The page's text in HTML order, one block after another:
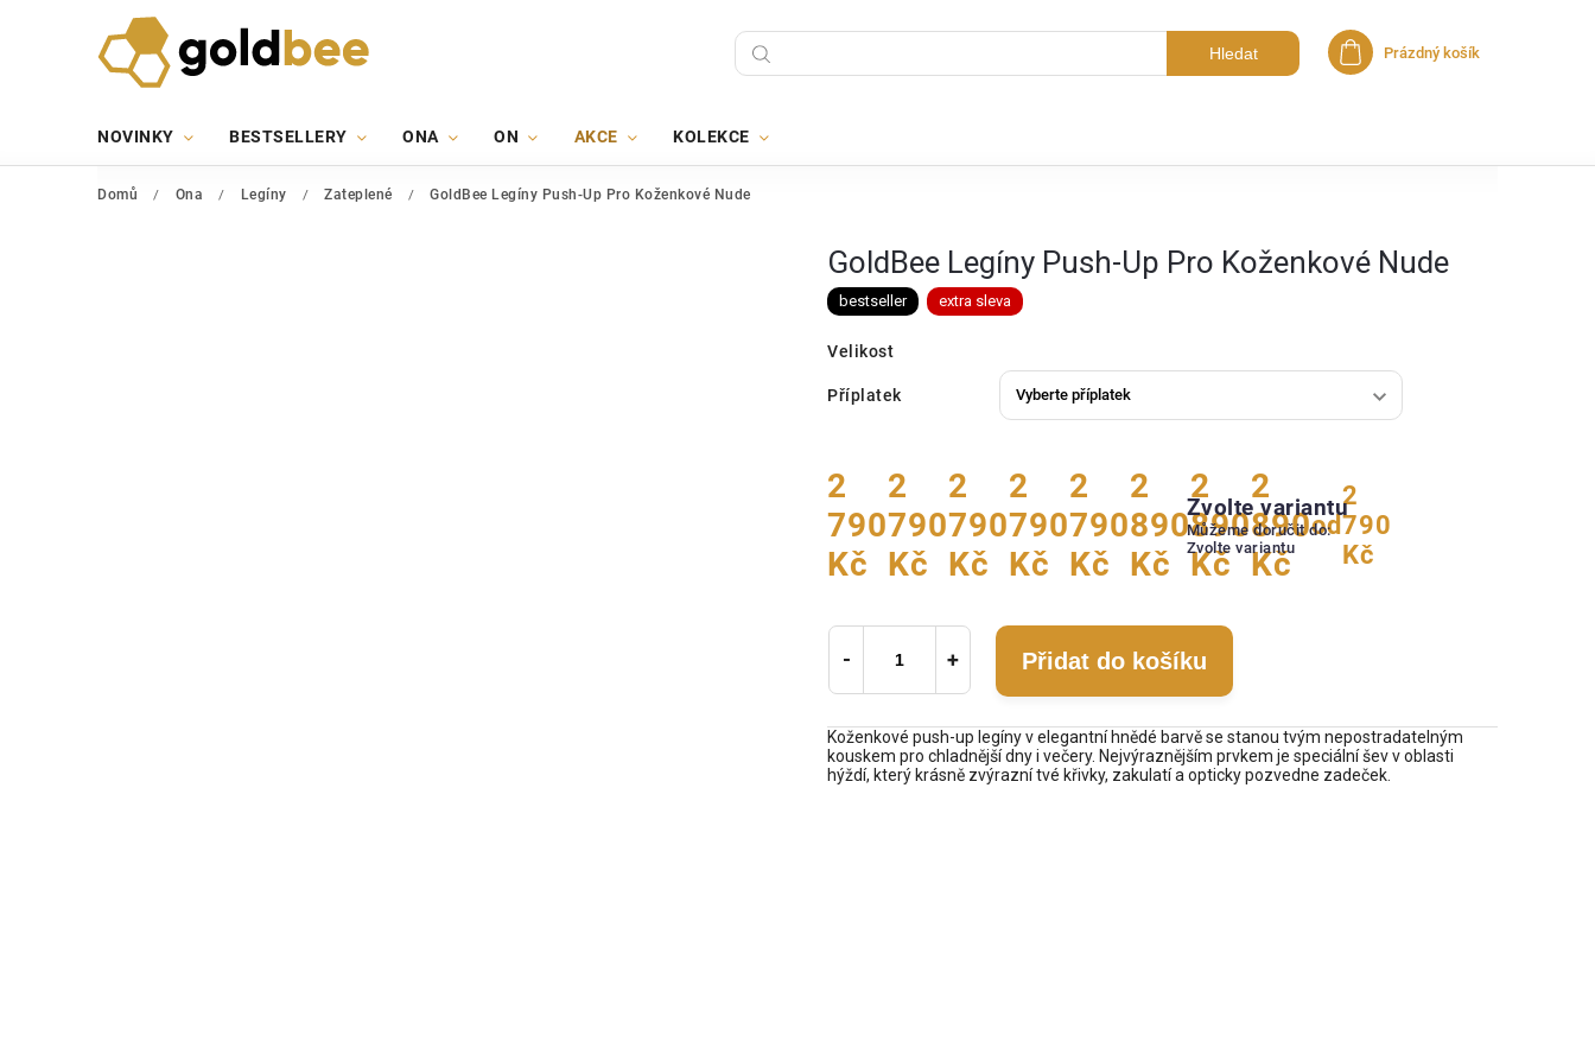
Hledat Nákupní košík
Prázdný košík
NOVINKY BESTSELLERY ONA ON AKCE KOLEKCE
Domů / Ona / Legíny / Zateplené / GoldBee Legíny Push-Up Pro Koženkové Nude
GoldBee Legíny Push-Up Pro Koženkové Nude
bestseller extra sleva
Velikost
Příplatek
2
790
Kč
2
790
Kč
2
790
Kč
2
790
Kč
2
790
Kč
2
890
Kč
2
890
Kč
2
890
Kč
od
2
790
Kč
Zvolte variantu
Můžeme doručit do:
Zvolte variantu
Přidat do košíku
Koženkové push-up legíny v elegantní hnědé barvě se stanou tvým nepostradatelným
kouskem pro chladnější dny i večery. Nejvýraznějším prvkem je speciální šev v oblasti
hýždí, který krásně zvýrazní tvé křivky, zakulatí a opticky pozvedne zadeček.